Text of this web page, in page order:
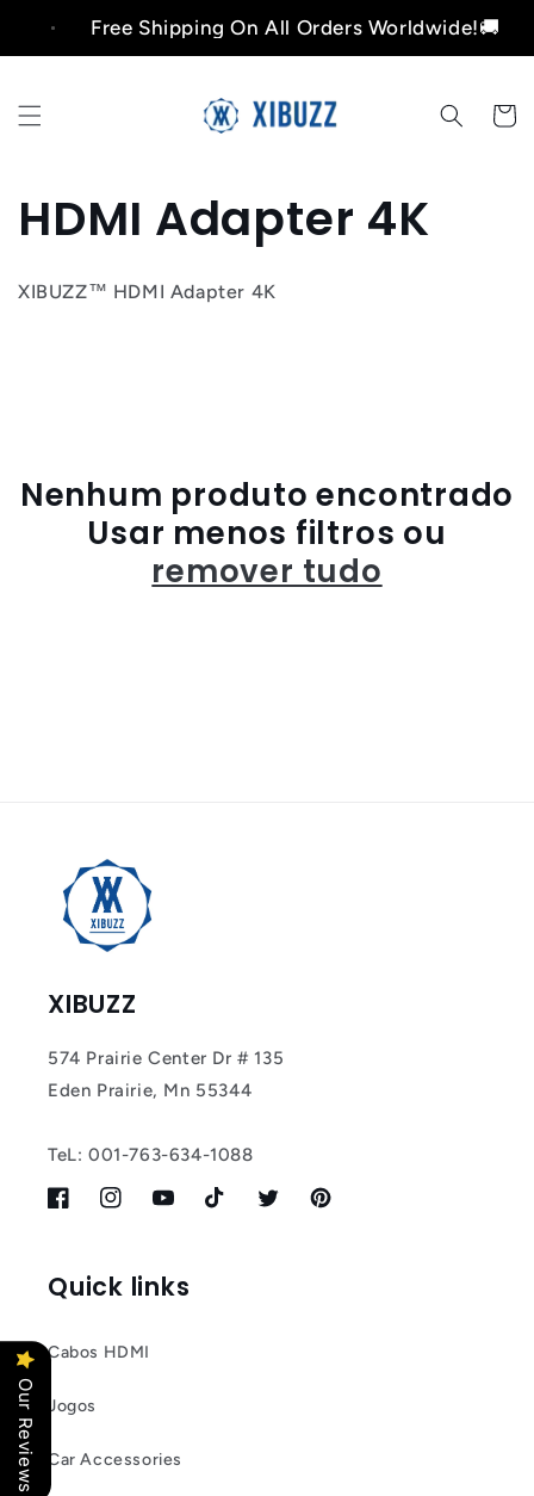
para o
Free Shipping On All Orders Worldwide!🚚
C
o
ã
HDMI Adapter 4K
XIBUZZ™ HDMI Adapter 4K
Nenhum produto encontrado
Usar menos filtros ou
remover tudo
XIBUZZ
574 Prairie Center Dr # 135
Eden Prairie, Mn 55344
TeL: 001-763-634-1088
FacebookInstagramYouTubeTikTok TwitterPinterest
Quick links
Cabos HDMI
Jogos
Car Accessories
Our Reviews